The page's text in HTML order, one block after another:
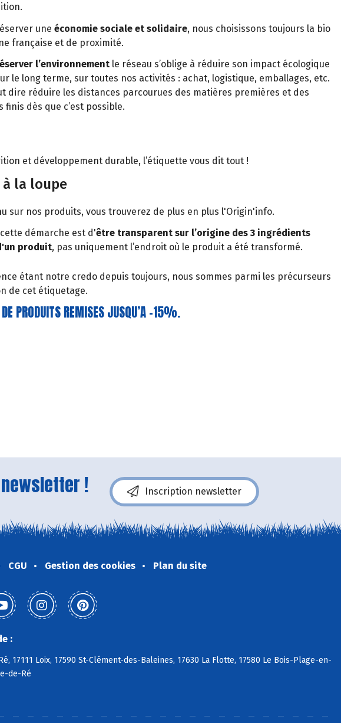
uneéconomie sociale et solidaire, nous choisissons toujours la bio
française et de proximité.
l’environnement le réseau s’oblige à réduire son impact écologique
le long terme, sur toutes nos activités : achat, logistique, emballages, etc.
dire réduire les distances parcourues des matières premières et des
finis dès que c’est possible.
et développement durable, l’étiquette vous dit tout !
à la loupe
sur nos produits, vous trouverez de plus en plus l'Origin'info.
démarche est d'être transparent sur l’origine des 3 ingrédients
produit, pas uniquement l’endroit où le produit a été transformé.
étant notre credo depuis toujours, nous sommes parmi les précurseurs
de cet étiquetage.
PRODUITS REMISES JUSQU’A -15%.
! Inscription newsletter
CGU Gestion des cookies Plan du site
:
17111 Loix, 17590 St-Clément-des-Baleines, 17630 La Flotte, 17580 Le Bois-Plage-en-
de-Ré